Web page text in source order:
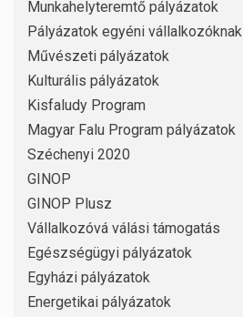
Munkahelyteremtő pályázatok
Pályázatok egyéni vállalkozóknak
Művészeti pályázatok
Kulturális pályázatok
Kisfaludy Program
Magyar Falu Program pályázatok
Széchenyi 2020
GINOP
GINOP Plusz
Vállalkozóvá válási támogatás
Egészségügyi pályázatok
Egyházi pályázatok
Energetikai pályázatok